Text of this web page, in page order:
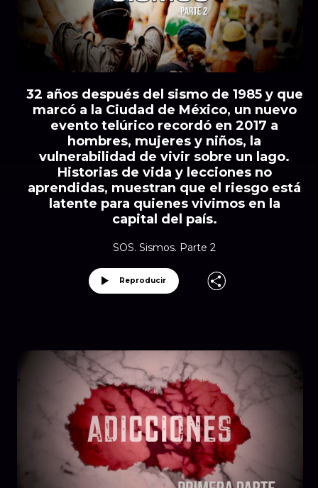
32 años después del sismo de 1985 y que
marcó a la Ciudad de México, un nuevo
evento telúrico recordó en 2017 a
hombres, mujeres y niños, la
vulnerabilidad de vivir sobre un lago.
Historias de vida y lecciones no
aprendidas, muestran que el riesgo está
latente para quienes vivimos en la
capital del país.
SOS. Sismos. Parte 2
Reproducir